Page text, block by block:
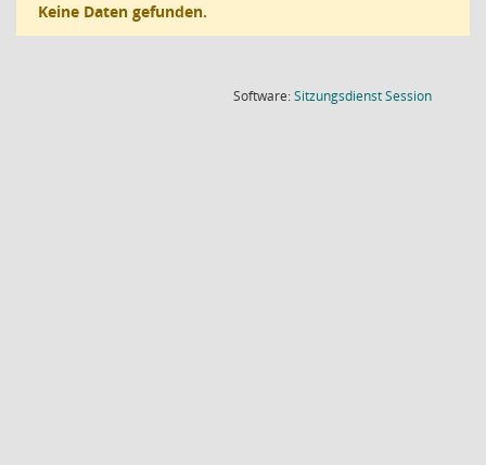
Keine Daten gefunden.
Software:SitzungsdienstSession(Wird in